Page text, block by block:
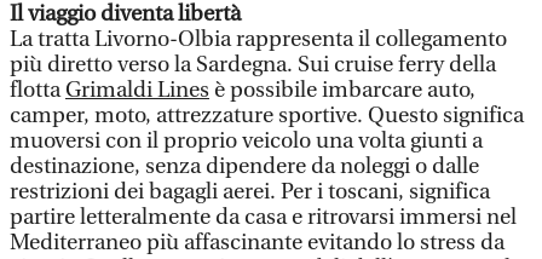
Il viaggio diventa libertà
La tratta Livorno-Olbia rappresenta il collegamento
più diretto verso la Sardegna. Sui cruise ferry della
flottaGrimaldi Lines è possibile imbarcare auto,
camper, moto, attrezzature sportive. Questo significa
muoversi con il proprio veicolo una volta giunti a
destinazione, senza dipendere da noleggi o dalle
restrizioni dei bagagli aerei. Per i toscani, significa
partire letteralmente da casa e ritrovarsi immersi nel
Mediterraneo più affascinante evitando lo stress da